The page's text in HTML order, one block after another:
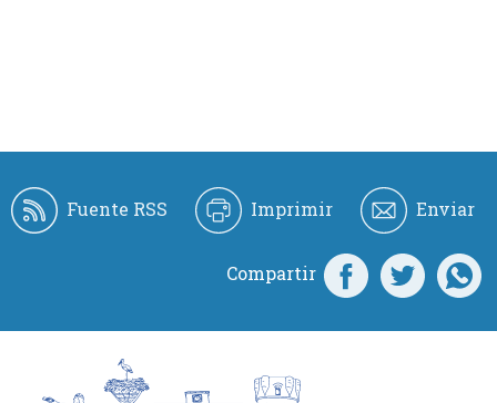
Fuente RSS Imprimir Enviar
Compartir